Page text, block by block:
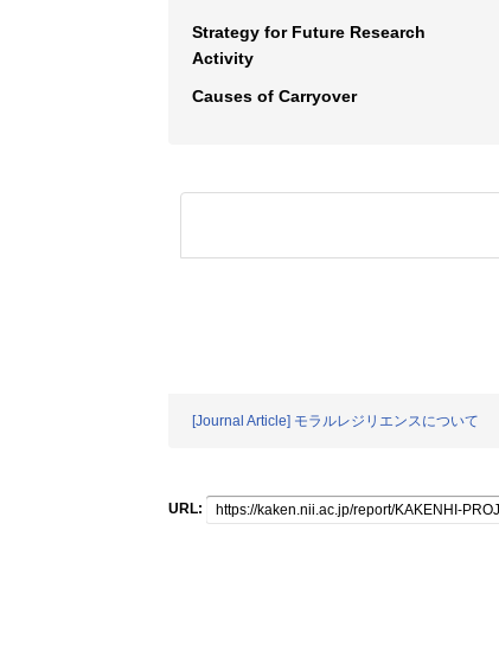
Strategy for Future Research
Activity
Causes of Carryover
[Journal Article] モラルレジリエンスについて
URL: